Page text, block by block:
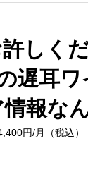
しく
遅耳
報な
円/月（税込）